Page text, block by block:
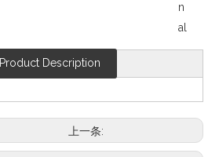
n
al
Product Description
上一条: